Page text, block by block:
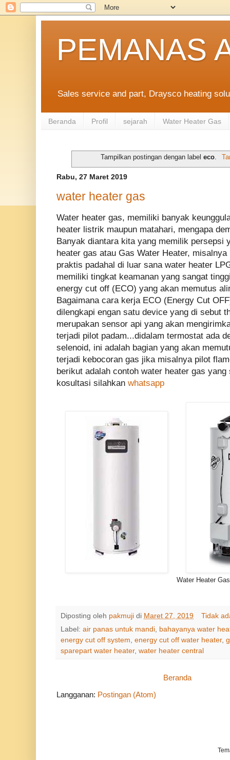
PEMANAS
Sales service and part, Draysco heating
Beranda Profil sejarah Water Heater Gas
Tampilkan postingan dengan labeleco.
Rabu, 27 Maret 2019
water heater gas
Water heater gas, memiliki banyak
heater listrik maupun matahari, mengapa
Banyak diantara kita yang memilik persepsi
heater gas atau Gas Water Heater,
praktis padahal di luar sana water heater
memiliki tingkat keamanan yang sangat
energy cut off (ECO) yang akan memutus
Bagaimana cara kerja ECO (Energy Cut
dilengkapi engan satu device yang di sebut
merupakan sensor api yang akan
terjadi pilot padam...didalam termostat ada
selenoid, ini adalah bagian yang akan
terjadi kebocoran gas jika misalnya pilot
berikut adalah contoh water heater gas
kosultasi silahkan whatsapp
Water Heater
Diposting oleh pakmuji di Maret 27, 2019
Tidak
Label: air panas untuk mandi, bahayanya water
energy cut off system, energy cut off water heater,
sparepart water heater, water heater central
Beranda
Langganan: Postingan (Atom)